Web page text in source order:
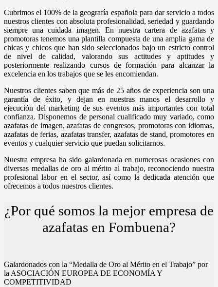
Cubrimos el 100% de la geografía española para dar servicio a todos
nuestros clientes con absoluta profesionalidad, seriedad y guardando
siempre una cuidada imagen. En nuestra cartera de azafatas y
promotoras tenemos una plantilla compuesta de una amplia gama de
chicas y chicos que han sido seleccionados bajo un estricto control
de nivel de calidad, valorando sus actitudes y aptitudes y
posteriormente realizando cursos de formación para alcanzar la
excelencia en los trabajos que se les encomiendan.
Nuestros clientes saben que más de 25 años de experiencia son una
garantía de éxito, y dejan en nuestras manos el desarrollo y
ejecución del marketing de sus eventos más importantes con total
confianza. Disponemos de personal cualificado muy variado, como
azafatas de imagen, azafatas de congresos, promotoras con idiomas,
azafatas de ferias, azafatas transfer, azafatas de stand, promotores en
eventos y cualquier servicio que puedan solicitarnos.
Nuestra empresa ha sido galardonada en numerosas ocasiones con
diversas medallas de oro al mérito al trabajo, reconociendo nuestra
profesional labor en el sector, así como la dedicada atención que
ofrecemos a todos nuestros clientes.
¿Por qué somos la mejor empresa de
azafatas en Fombuena?
Galardonados con la “Medalla de Oro al Mérito en el Trabajo” por
la ASOCIACIÓN EUROPEA DE ECONOMÍA Y
COMPETITIVIDAD